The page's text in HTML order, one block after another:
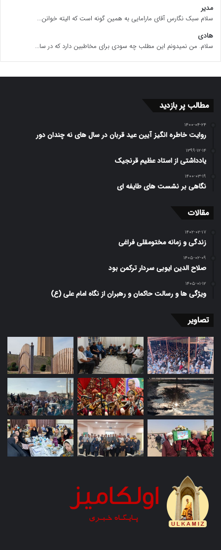
مدیر
سلام سبک نگارس آقای مارامایی به همین گونه است که الیته خوانن...
هادی
سلام. من نمیدونم این مطلب چه سودی برای مخاطبین دارد که در سا...
مطالب پر بازدید
۱۴۰۰-۰۴-۲۴
روایت خاطره انگیز آیین عید قربان در سال های نه چندان دور
۱۳۹۹-۱۲-۱۴
یادداشتی از استاد عظیم قرنجیک
۱۴۰۰-۰۳-۱۹
نگاهی بر نشست های طایفه ای
مقالات
۱۴۰۲-۰۲-۱۷
زندگی و زمانه مختومقلی فراغی
۱۴۰۵-۰۲-۰۹
صلاح الدین ایوبی سردار ترکمن بود
۱۴۰۵-۰۱-۱۲
ویژگی ها و رسالت حاکمان و رهبران از نگاه امام علی (ع)
تصاویر